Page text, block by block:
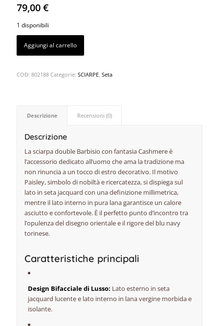
79,00€
1 disponibili
Aggiungi al carrello
COD: 802188 Categorie: SCIARPE, Seta
Descrizione Recensioni (0)
Descrizione
La sciarpa double Barbisio con fantasia Cashmere è
l’accessorio dedicato all’uomo che ama la tradizione ma
non rinuncia a un tocco di estro decorativo. Il motivo
Paisley, simbolo di nobiltà e ricercatezza, si dispiega sul
lato in seta jacquard con una definizione millimetrica,
mentre il lato interno in pura lana garantisce un calore
asciutto e confortevole. È il perfetto punto d’incontro tra
l’opulenza del disegno orientale e il rigore del blu navy
torinese.
Caratteristiche principali
Design Bifacciale di Lusso: Lato esterno in seta
jacquard lucente e lato interno in lana vergine morbida e
isolante.